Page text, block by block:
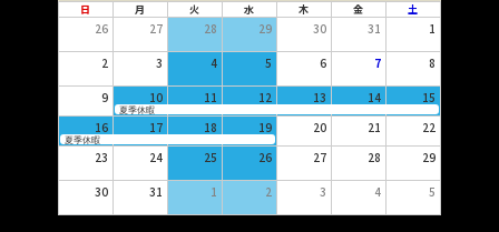
日 月 火 水 木 金 土
26 27 28 29 30 31 1
2 3 4 5 6 7 8
9 10 11 12 13 14 15
夏季休暇
16 17 18 19 20 21 22
夏季休暇
23 24 25 26 27 28 29
30 31 1 2 3 4 5